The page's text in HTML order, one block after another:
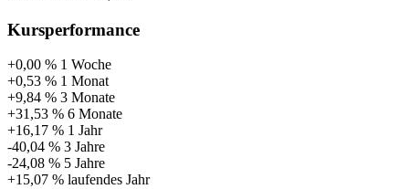
Kursperformance
+0,00 % 1 Woche
+0,53 % 1 Monat
+9,84 % 3 Monate
+31,53 % 6 Monate
+16,17 % 1 Jahr
-40,04 % 3 Jahre
-24,08 % 5 Jahre
+15,07 % laufendes Jahr